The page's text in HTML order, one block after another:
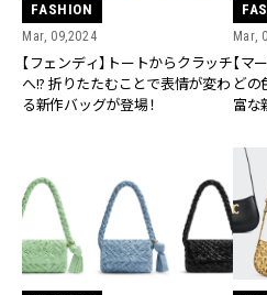
FASHION
Mar, 09,2024
【フェンディ】トートからクラッチ
へ!? 折りたたむことで表情が変わ
る新作バッグが登場！
Mar,
【マ
どの
富な